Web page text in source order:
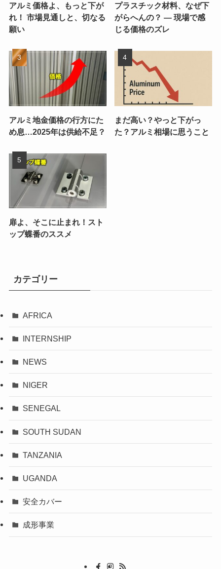
アルミ価格よ、もっと下が
れ！ 市場見通しと、切なる
願い
プラスチック材料、なぜ下
がらへんの？ ― 現場で感
じる価格のズレ
アルミ地金価格の行方にた
め息…2025年は供給不足？
まだ高い？やっと下がっ
た？アルミ相場に思うこと
扉よ、そこに止まれ！スト
ップ蝶番のススメ
カテゴリー
AFRICA
INTERNSHIP
NEWS
NIGER
SENEGAL
SOUTH SUDAN
TANZANIA
UGANDA
安全カバー
成形事業